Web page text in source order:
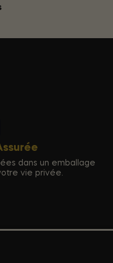
dans un emballage
vie privée.